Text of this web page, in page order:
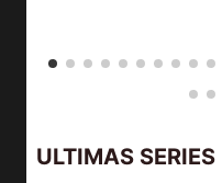
ULTIMAS SERIES